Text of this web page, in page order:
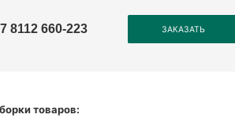
8112 660-223 ЗАКАЗАТЬ
товаров: